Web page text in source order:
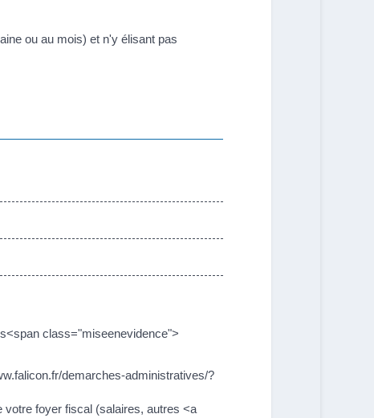
ou au mois) et n'y élisant pas
class="miseenevidence">
demarches-administratives/?
foyer fiscal (salaires, autres <a